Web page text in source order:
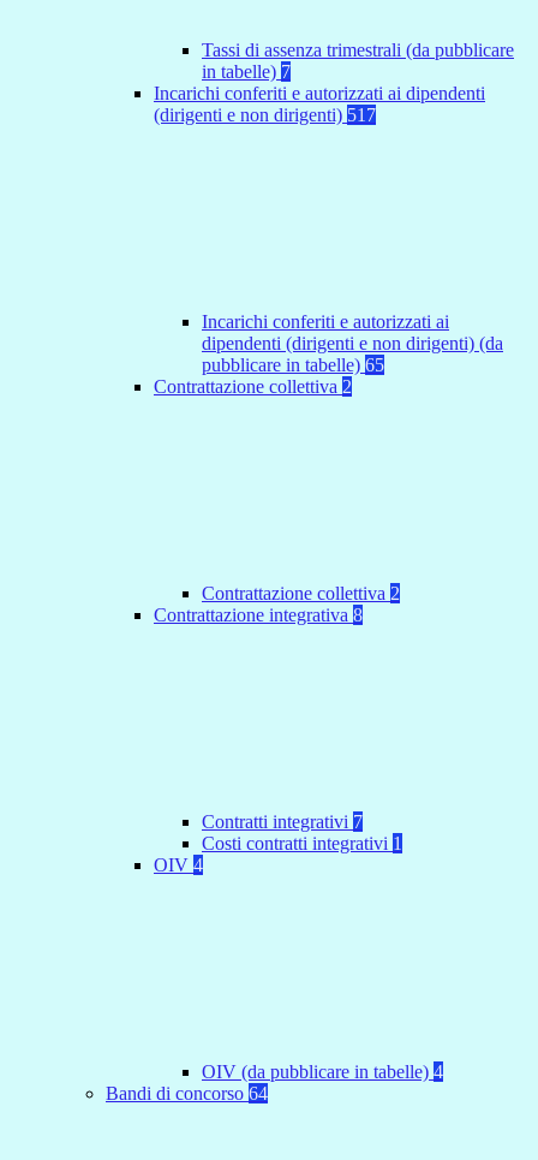
Tassi di assenza trimestrali (da pubblicare
in tabelle) 7
Incarichi conferiti e autorizzati ai dipendenti
(dirigenti e non dirigenti) 517
Incarichi conferiti e autorizzati ai
dipendenti (dirigenti e non dirigenti) (da
pubblicare in tabelle) 65
Contrattazione collettiva 2
Contrattazione collettiva 2
Contrattazione integrativa 8
Contratti integrativi 7
Costi contratti integrativi 1
OIV 4
OIV (da pubblicare in tabelle) 4
Bandi di concorso 64